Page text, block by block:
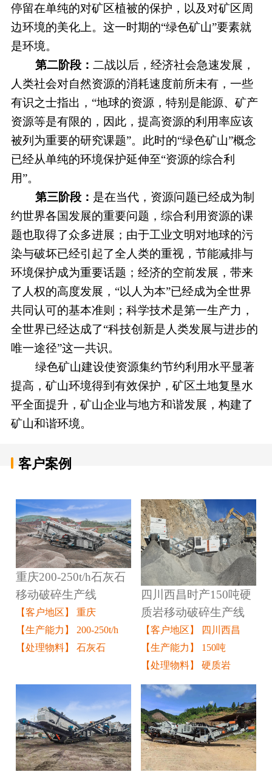
停留在单纯的对矿区植被的保护，以及对矿区周
边环境的美化上。这一时期的“绿色矿山”要素就
是环境。
第二阶段： 二战以后，经济社会急速发展，
人类社会对自然资源的消耗速度前所未有，一些
有识之士指出，“地球的资源，特别是能源、矿产
资源等是有限的，因此，提高资源的利用率应该
被列为重要的研究课题”。此时的“绿色矿山”概念
已经从单纯的环境保护延伸至“资源的综合利
用”。
第三阶段： 是在当代，资源问题已经成为制
约世界各国发展的重要问题，综合利用资源的课
题也取得了众多进展；由于工业文明对地球的污
染与破坏已经引起了全人类的重视，节能减排与
环境保护成为重要话题；经济的空前发展，带来
了人权的高度发展，“以人为本”已经成为全世界
共同认可的基本准则；科学技术是第一生产力，
全世界已经达成了“科技创新是人类发展与进步的
唯一途径”这一共识。
绿色矿山建设使资源集约节约利用水平显著
提高，矿山环境得到有效保护，矿区土地复垦水
平全面提升，矿山企业与地方和谐发展，构建了
矿山和谐环境。
客户案例
重庆200-250t/h石灰石
移动破碎生产线
【客户地区】 重庆
【生产能力】 200-250t/h
【处理物料】 石灰石
四川西昌时产150吨硬
质岩移动破碎生产线
【客户地区】 四川西昌
【生产能力】 150吨
【处理物料】 硬质岩